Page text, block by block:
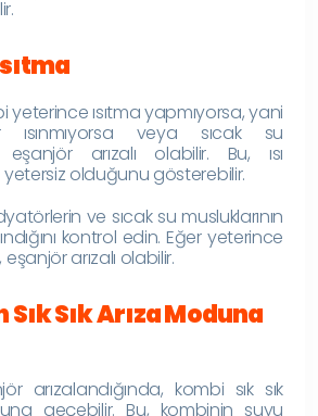
yeterince ısıtma yapmıyorsa, yani
ısınmıyorsa veya sıcak su
eşanjör arızalı olabilir. Bu, ısı
olduğunu gösterebilir.
ve sıcak su musluklarının
kontrol edin. Eğer yeterince
eşanjör arızalı olabilir.
Sık Arıza Moduna
arızalandığında, kombi sık sık
geçebilir. Bu, kombinin suyu